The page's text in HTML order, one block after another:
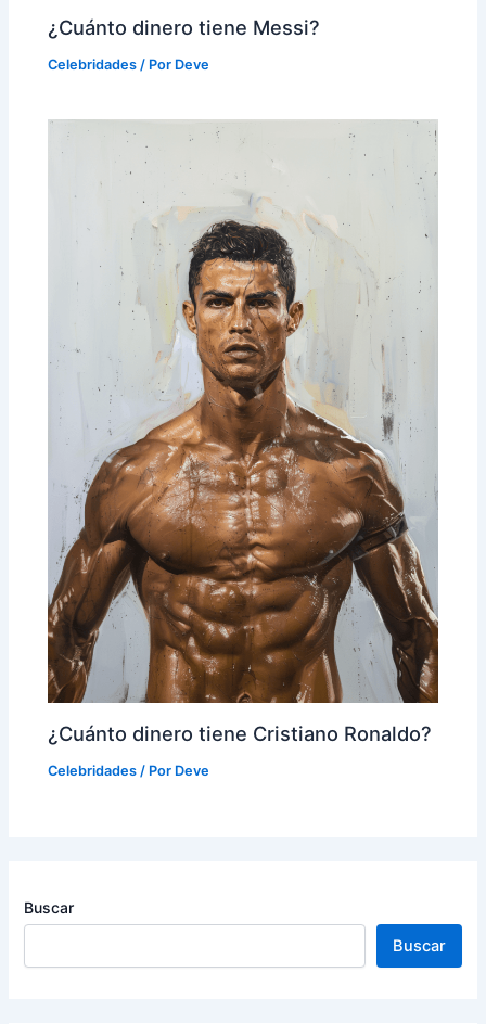
¿Cuánto dinero tiene Messi?
Celebridades / Por Deve
¿Cuánto dinero tiene Cristiano Ronaldo?
Celebridades / Por Deve
Buscar
Buscar